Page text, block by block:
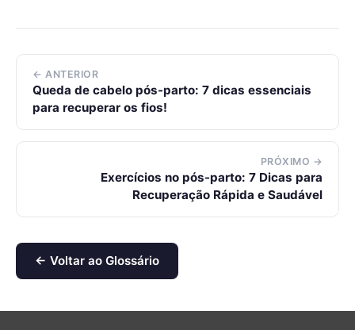
← ANTERIOR
Queda de cabelo pós-parto: 7 dicas essenciais
para recuperar os fios!
PRÓXIMO →
Exercícios no pós-parto: 7 Dicas para
Recuperação Rápida e Saudável
← Voltar ao Glossário